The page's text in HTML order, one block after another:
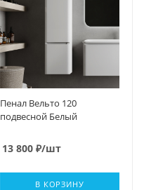
Пенал Вельто 120
подвесной Белый
13 800₽/шт
В КОРЗИНУ